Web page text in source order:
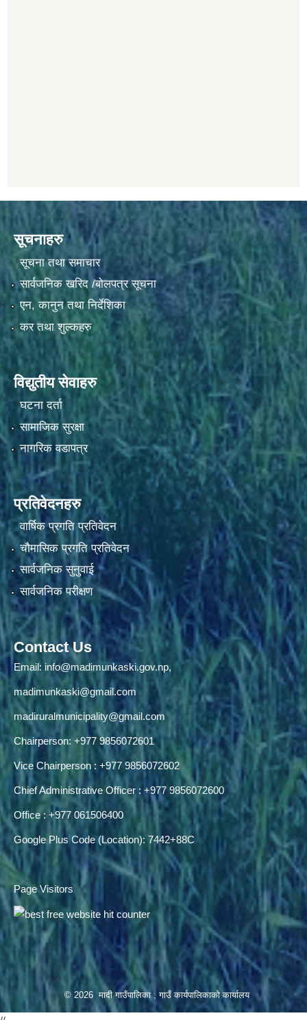
सूचनाहरु
सूचना तथा समाचार
सार्वजनिक खरिद /बोलपत्र सूचना
एन, कानुन तथा निर्देशिका
कर तथा शुल्कहरु
विद्युतीय सेवाहरु
घटना दर्ता
सामाजिक सुरक्षा
नागरिक वडापत्र
प्रतिवेदनहरु
वार्षिक प्रगति प्रतिवेदन
चौमासिक प्रगति प्रतिवेदन
सार्वजनिक सुनुवाई
सार्वजनिक परीक्षण
Contact Us
Email: info@madimunkaski.gov.np,
madimunkaski@gmail.com
madiruralmunicipality@gmail.com
Chairperson: +977 9856072601
Vice Chairperson : +977 9856072602
Chief Administrative Officer : +977 9856072600
Office : +977 061506400
Google Plus Code (Location): 7442+88C
Page Visitors
© 2026 मादी गाउँपालिका , गाउँ कार्यपालिकाको कार्यालय